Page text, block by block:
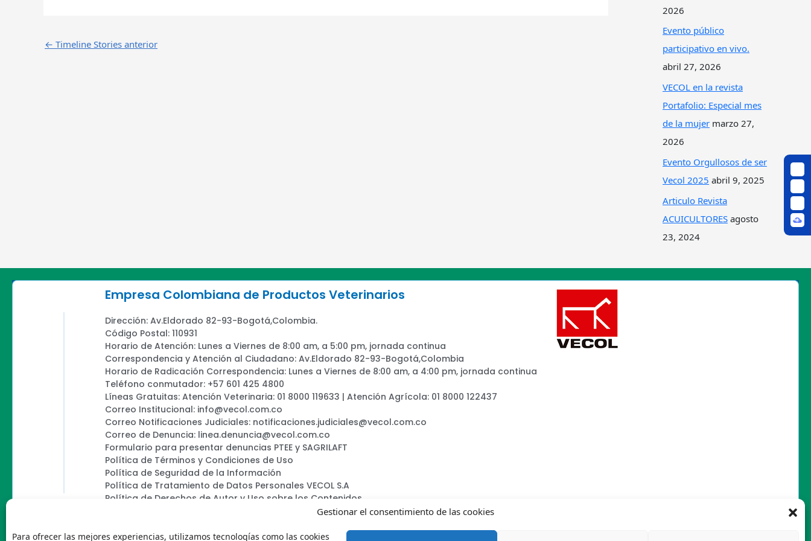
Gestionar el consentimiento de las cookies
Para ofrecer las mejores experiencias, utilizamos tecnologías como las cookies
← Timeline Stories anterior
2026
Evento público
participativo en vivo.
abril 27, 2026
VECOL en la revista
Portafolio: Especial mes
de la mujer marzo 27,
2026
Evento Orgullosos de ser
Vecol 2025 abril 9, 2025
Articulo Revista
ACUICULTORES agosto
23, 2024
Empresa Colombiana de Productos Veterinarios
Dirección: Av.Eldorado 82-93-Bogotá,Colombia.
Código Postal: 110931
Horario de Atención: Lunes a Viernes de 8:00 am, a 5:00 pm, jornada continua
Correspondencia y Atención al Ciudadano: Av.Eldorado 82-93-Bogotá,Colombia
Horario de Radicación Correspondencia: Lunes a Viernes de 8:00 am, a 4:00 pm, jornada continua
Teléfono conmutador: +57 601 425 4800
Líneas Gratuitas: Atención Veterinaria: 01 8000 119633 | Atención Agrícola: 01 8000 122437
Correo Institucional: info@vecol.com.co
Correo Notificaciones Judiciales: notificaciones.judiciales@vecol.com.co
Correo de Denuncia: linea.denuncia@vecol.com.co
Formulario para presentar denuncias PTEE y SAGRILAFT
Política de Términos y Condiciones de Uso
Política de Seguridad de la Información
Política de Tratamiento de Datos Personales VECOL S.A
Política de Derechos de Autor y Uso sobre los Contenidos